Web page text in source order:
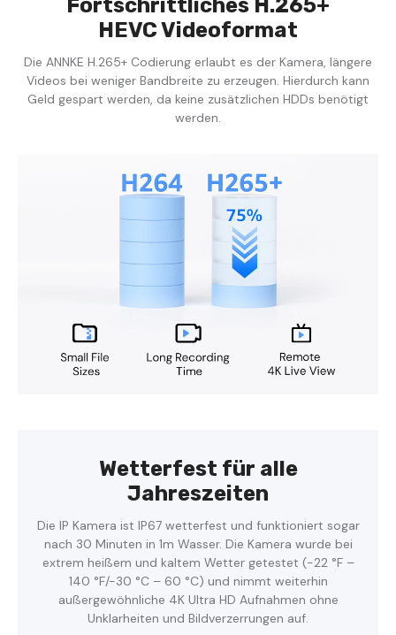
Fortschrittliches H.265+
HEVC Videoformat
Die ANNKE H.265+ Codierung erlaubt es der Kamera, längere
Videos bei weniger Bandbreite zu erzeugen. Hierdurch kann
Geld gespart werden, da keine zusätzlichen HDDs benötigt
werden.
Wetterfest für alle
Jahreszeiten
Die IP Kamera ist IP67 wetterfest und funktioniert sogar
nach 30 Minuten in 1m Wasser. Die Kamera wurde bei
extrem heißem und kaltem Wetter getestet (-22 °F –
140 °F/-30 °C – 60 °C) und nimmt weiterhin
außergewöhnliche 4K Ultra HD Aufnahmen ohne
Unklarheiten und Bildverzerrungen auf.